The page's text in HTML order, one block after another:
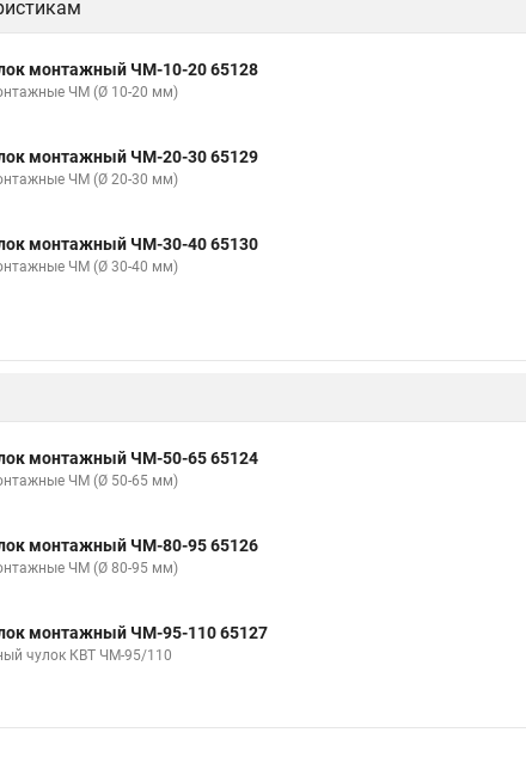
монтажный ЧМ-10-20 65128
ЧМ (Ø 10-20 мм)
монтажный ЧМ-20-30 65129
ЧМ (Ø 20-30 мм)
монтажный ЧМ-30-40 65130
ЧМ (Ø 30-40 мм)
монтажный ЧМ-50-65 65124
ЧМ (Ø 50-65 мм)
монтажный ЧМ-80-95 65126
ЧМ (Ø 80-95 мм)
монтажный ЧМ-95-110 65127
чулок КВТ ЧМ-95/110